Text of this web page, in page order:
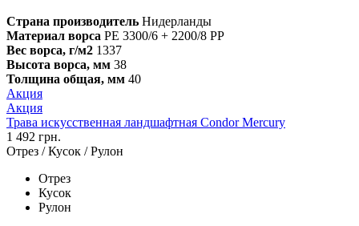
Страна производитель Нидерланды
Материал ворса PE 3300/6 + 2200/8 PP
Вес ворса, г/м2 1337
Высота ворса, мм 38
Толщина общая, мм 40
Акция
Акция
Трава искусственная ландшафтная Condor Mercury
1 492 грн.
Отрез / Кусок / Рулон
Отрез
Кусок
Рулон